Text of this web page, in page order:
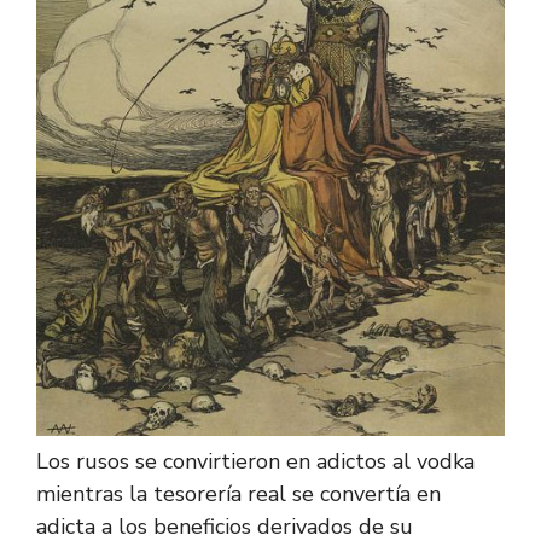
Los rusos se convirtieron en adictos al vodka
mientras la tesorería real se convertía en
adicta a los beneficios derivados de su